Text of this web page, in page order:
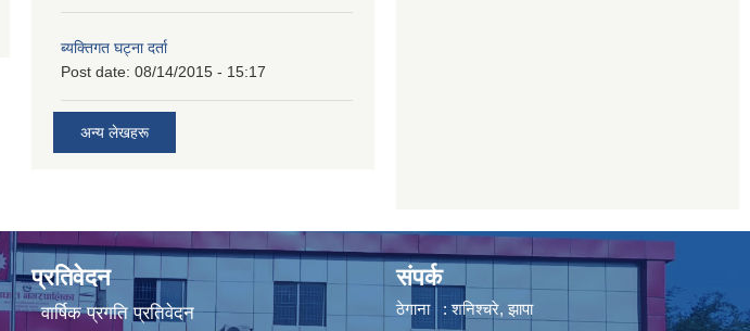
ब्यक्तिगत घट्ना दर्ता
Post date: 08/14/2015 - 15:17
अन्य लेखहरू
प्रतिवेदन
वार्षिक प्रगति प्रतिवेदन
संपर्क
ठेगाना : शनिश्चरे, झापा